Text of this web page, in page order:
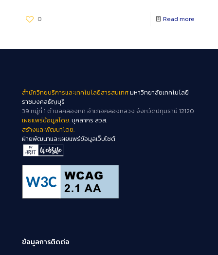
0 Read more
สำนักวิทยบริการและเทคโนโลยีสารสนเทศมหาวิทยาลัยเทคโนโลยี
ราชมงคลธัญบุรี
39 หมู่ที่ 1 ตำบลคลองหก อำเภอคลองหลวง จังหวัดปทุมธานี 12120
เผยแพร่ข้อมูลโดย.บุคลากร สวส.
สร้างและพัฒนาโดย.
ฝ่ายพัฒนาและเผยแพร่ข้อมูลเว็บไซต์
ข้อมูลการติดต่อ